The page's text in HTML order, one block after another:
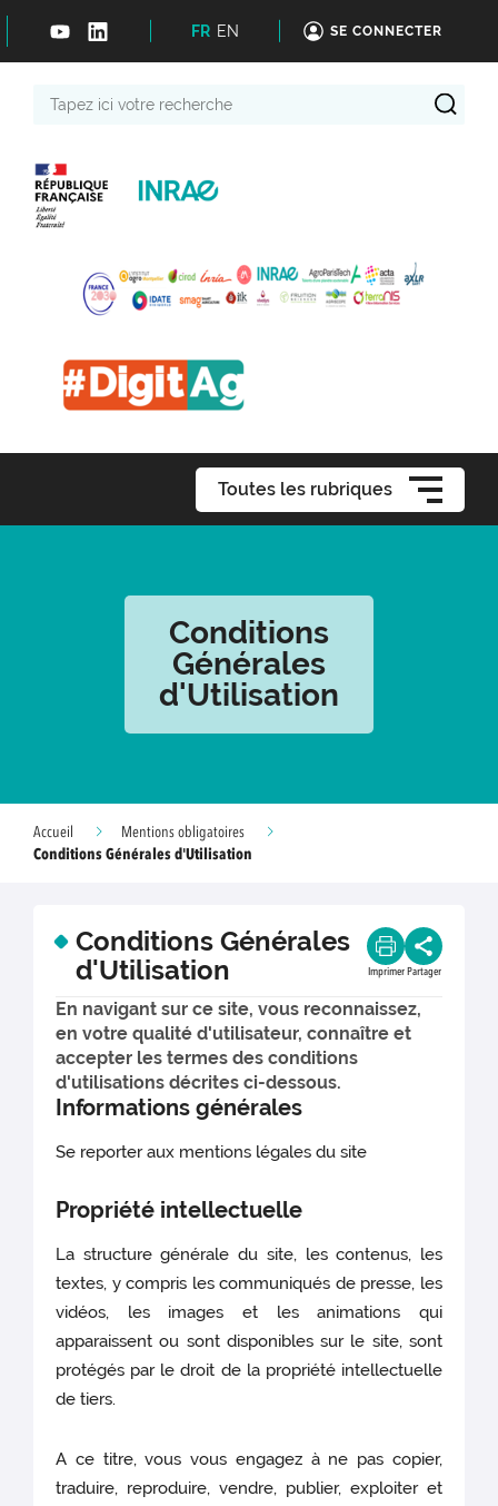
FR EN SE CONNECTER
Toutes les rubriques
Conditions
Générales
d'Utilisation
Accueil
Mentions obligatoires
Conditions Générales d'Utilisation
Conditions Générales
d'Utilisation
Imprimer Partager
En navigant sur ce site, vous reconnaissez,
en votre qualité d'utilisateur, connaître et
accepter les termes des conditions
d'utilisations décrites ci-dessous.
Informations générales
Se reporter aux mentions légales du site
Propriété intellectuelle
La structure générale du site, les contenus, les
textes, y compris les communiqués de presse, les
vidéos, les images et les animations qui
apparaissent ou sont disponibles sur le site, sont
protégés par le droit de la propriété intellectuelle
de tiers.
A ce titre, vous vous engagez à ne pas copier,
traduire, reproduire, vendre, publier, exploiter et